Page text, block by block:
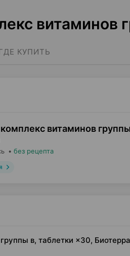
витаминов
КУПИТЬ
витаминов
• без рецепта
в, таблетки ×30,